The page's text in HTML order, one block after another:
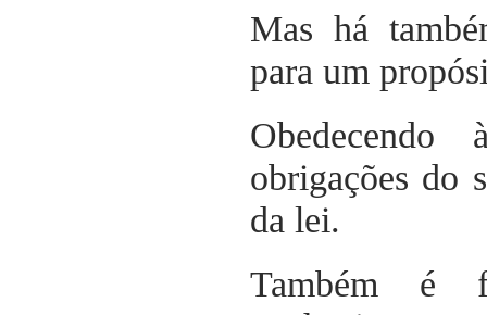
Mas há
para um
obrigações do
da lei.
Também é